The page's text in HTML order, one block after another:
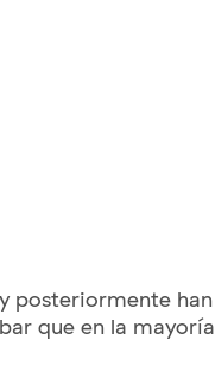
posteriormente han
que en la mayoría